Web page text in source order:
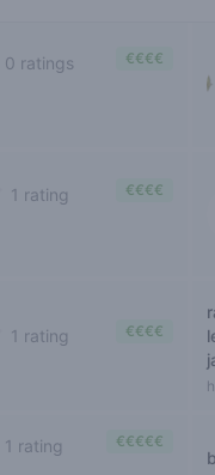
0 ratings €€€€
1 rating €€€€
1 rating €€€€
1 rating €€€€€